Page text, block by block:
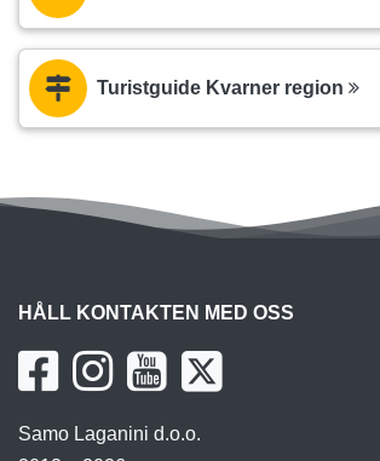
Turistguide Kvarner region
HÅLL KONTAKTEN MED OSS
Samo Laganini d.o.o.